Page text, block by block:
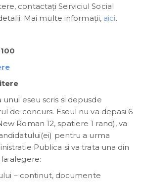
contactaţi Serviciul Social
Mai multe informaţii, aici.
unui eseu scris si depusde
de concurs. Eseul nu va depasi 6
Roman 12, spatiere 1 rand), va
pentru a urma
Publica si va trata una din
alegere:
– continut, documente